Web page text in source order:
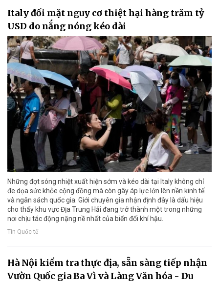
Italy đối mặt nguy cơ thiệt hại hàng trăm tỷ
USD do nắng nóng kéo dài
Những đợt sóng nhiệt xuất hiện sớm và kéo dài tại Italy không chỉ
đe dọa sức khỏe cộng đồng mà còn gây áp lực lớn lên nền kinh tế
và ngân sách quốc gia. Giới chuyên gia nhận định đây là dấu hiệu
cho thấy khu vực Địa Trung Hải đang trở thành một trong những
nơi chịu tác động nặng nề nhất của biến đổi khí hậu.
Tin Quốc tế
Hà Nội kiểm tra thực địa, sẵn sàng tiếp nhận
Vườn Quốc gia Ba Vì và Làng Văn hóa - Du